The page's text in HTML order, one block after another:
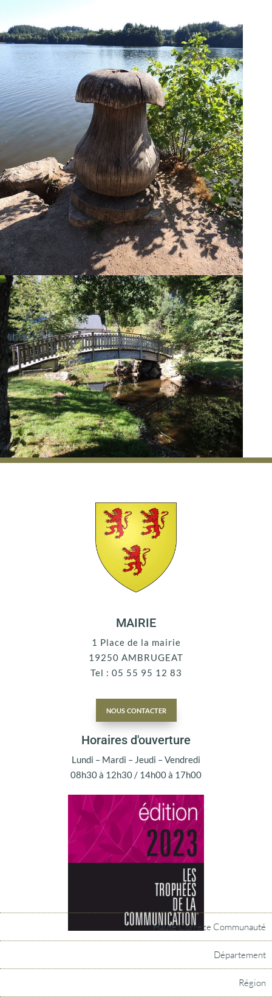
MAIRIE
1 Place de la mairie
19250 AMBRUGEAT
Tel : 05 55 95 12 83
nous contacter
Horaires d'ouverture
Lundi – Mardi – Jeudi – Vendredi
08h30 à 12h30 / 14h00 à 17h00
Haute Corrèze Communauté
Département
Région